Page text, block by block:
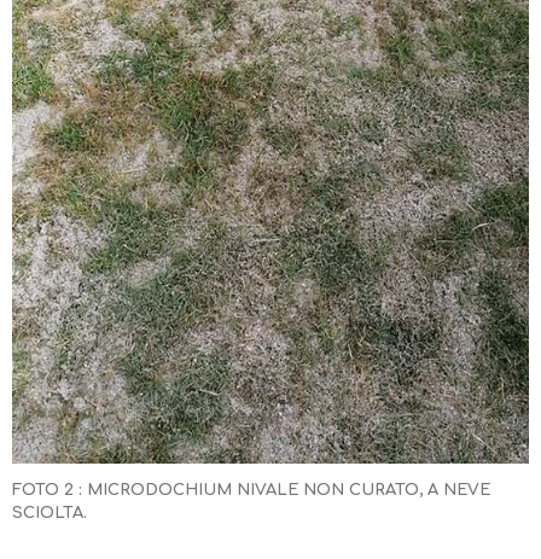
FOTO 2 : MICRODOCHIUM NIVALE NON CURATO, A NEVE
SCIOLTA.